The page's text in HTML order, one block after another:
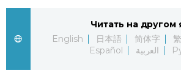
Новости
Путеводитель по Японии
Читать на другом
English
日本語 简体字
Español
العربية